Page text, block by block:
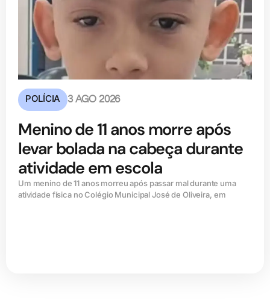
POLÍCIA 3 AGO 2026
Menino de 11 anos morre após
levar bolada na cabeça durante
atividade em escola
Um menino de 11 anos morreu após passar mal durante uma
atividade física no Colégio Municipal José de Oliveira, em